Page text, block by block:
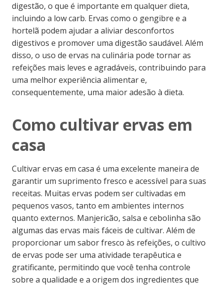
digestão, o que é importante em qualquer dieta,
incluindo a low carb. Ervas como o gengibre e a
hortelã podem ajudar a aliviar desconfortos
digestivos e promover uma digestão saudável. Além
disso, o uso de ervas na culinária pode tornar as
refeições mais leves e agradáveis, contribuindo para
uma melhor experiência alimentar e,
consequentemente, uma maior adesão à dieta.
Como cultivar ervas em
casa
Cultivar ervas em casa é uma excelente maneira de
garantir um suprimento fresco e acessível para suas
receitas. Muitas ervas podem ser cultivadas em
pequenos vasos, tanto em ambientes internos
quanto externos. Manjericão, salsa e cebolinha são
algumas das ervas mais fáceis de cultivar. Além de
proporcionar um sabor fresco às refeições, o cultivo
de ervas pode ser uma atividade terapêutica e
gratificante, permitindo que você tenha controle
sobre a qualidade e a origem dos ingredientes que